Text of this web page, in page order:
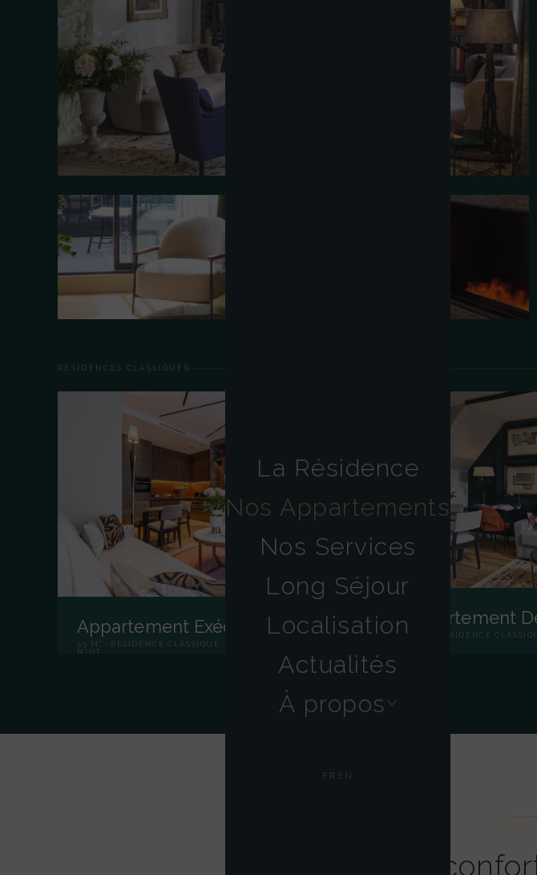
La Résidence
Nos Appartements
Nos Services
Long Séjour
Localisation
Actualités
À propos
FR
Appartement Ernest Hemingway
105 M² · SUITE SIGNATURE · À PARTIR DE 990 €/ NUIT
74 M² · SUITE SIGNATURE · À PARTIR DE 890 €/ NUIT
RÉSIDENCES CLASSIQUES
Appartement Exécutif
55 M² · RÉSIDENCE CLASSIQUE · À PARTIR DE 590 €/
NUIT
Appartement
45 M² · RÉSIDENCE
Tout le